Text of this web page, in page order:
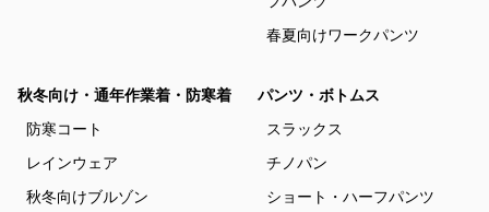
春夏向けワークパンツ
秋冬向け・通年作業着・防寒着
防寒コート
レインウェア
秋冬向けブルゾン
パンツ・ボトムス
スラックス
チノパン
ショート・ハーフパンツ